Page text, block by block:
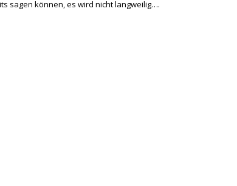
sagen können, es wird nicht langweilig….